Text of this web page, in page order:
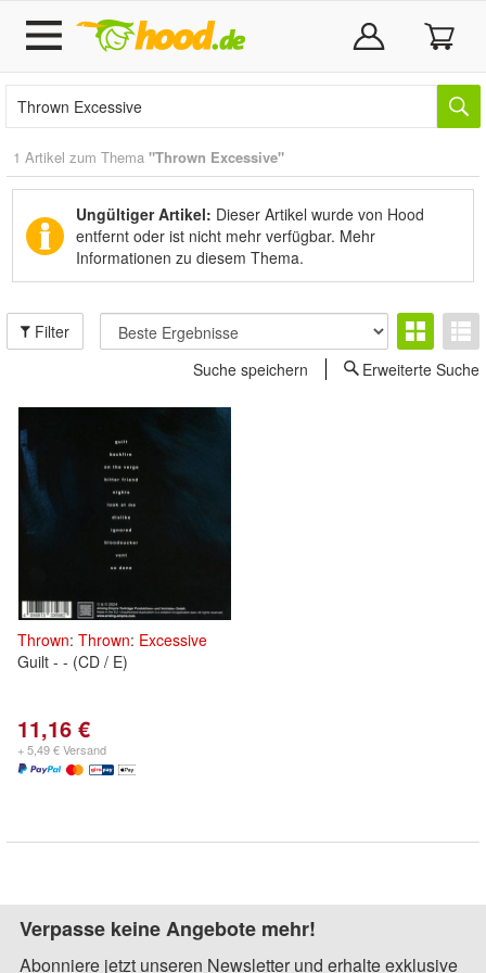
1 Artikel zum Thema "Thrown Excessive"
Ungültiger Artikel: Dieser Artikel wurde von Hood
entfernt oder ist nicht mehr verfügbar. Mehr
Informationen zu diesem Thema.
Filter
Suche speichern
Erweiterte Suche
Thrown: Thrown: Excessive
Guilt - - (CD / E)
11,16 €
+ 5,49 € Versand
Verpasse keine Angebote mehr!
Abonniere jetzt unseren Newsletter und erhalte exklusive